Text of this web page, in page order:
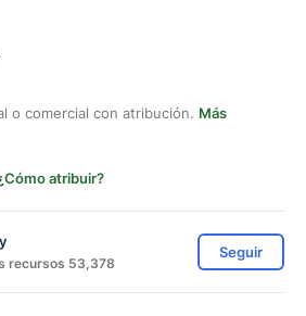
o comercial con atribución. Más
atribuir?
recursos 53,378
Seguir